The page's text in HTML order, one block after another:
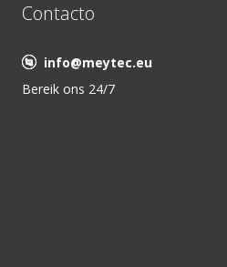
Contacto
info@meytec.eu
Bereik ons 24/7